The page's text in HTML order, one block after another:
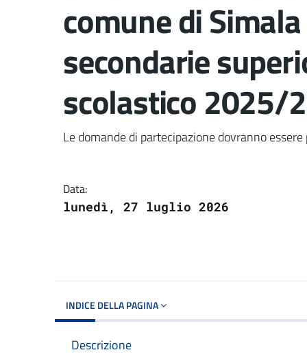
comune di
secondarie
scolastico 2025/
Dettagli del
Le domande di partecipazione dovranno
Data:
lunedì, 27 luglio 2026
INDICE DELLA PAGINA
Descrizione